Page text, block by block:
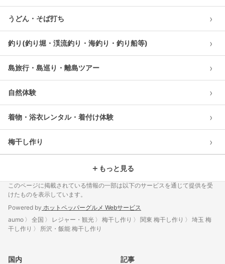
うどん・そば打ち ›
釣り(釣り堀・渓流釣り・海釣り・釣り船等) ›
島旅行・島巡り・離島ツアー ›
自然体験 ›
着物・浴衣レンタル・着付け体験 ›
梅干し作り ›
＋ もっと見る
このページに掲載されている情報の一部は以下のサービスを通じて提供を受
けたものを表示しています。
Powered by ホットペッパーグルメ Webサービス
aumo
全国 レジャー・観光 梅干し作り 関東 梅干し作り
埼玉 梅
干し作り
所沢・飯能 梅干し作り
国内 記事